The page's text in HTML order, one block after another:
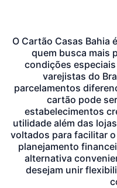
O Cartão Casas Bahia
quem busca mais
condições
varejistas do
parcelamentos
cartão pode
estabelecimentos
utilidade além das
voltados para facilitar
planejamento
alternativa
desejam unir